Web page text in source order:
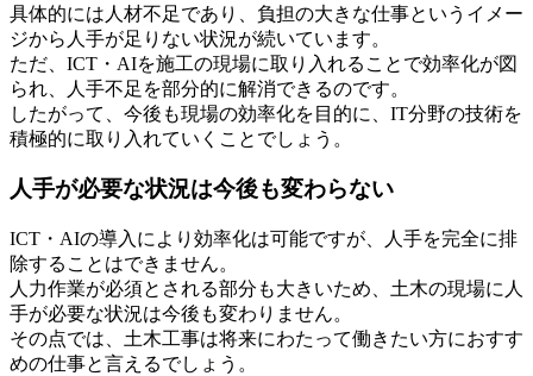
具体的には人材不足であり、負担の大きな仕事というイメー
ジから人手が足りない状況が続いています。
ただ、ICT・AIを施工の現場に取り入れることで効率化が図
られ、人手不足を部分的に解消できるのです。
したがって、今後も現場の効率化を目的に、IT分野の技術を
積極的に取り入れていくことでしょう。
人手が必要な状況は今後も変わらない
ICT・AIの導入により効率化は可能ですが、人手を完全に排
除することはできません。
人力作業が必須とされる部分も大きいため、土木の現場に人
手が必要な状況は今後も変わりません。
その点では、土木工事は将来にわたって働きたい方におすす
めの仕事と言えるでしょう。